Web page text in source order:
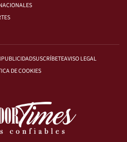
PUBLICIDADSUSCRÍBETEAVISO LEGAL
DE COOKIES